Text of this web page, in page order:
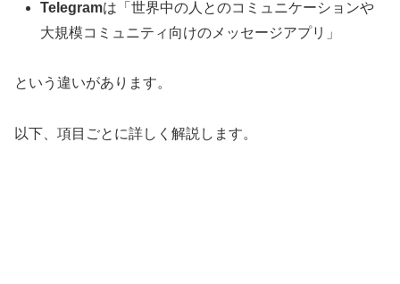
Telegramは「世界中の人とのコミュニケーションや
大規模コミュニティ向けのメッセージアプリ」
という違いがあります。
以下、項目ごとに詳しく解説します。